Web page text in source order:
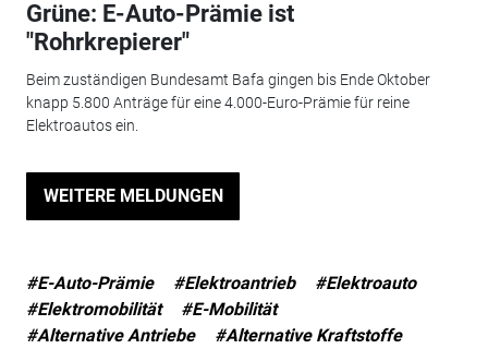
Grüne: E-Auto-Prämie ist
"Rohrkrepierer"
Beim zuständigen Bundesamt Bafa gingen bis Ende Oktober
knapp 5.800 Anträge für eine 4.000-Euro-Prämie für reine
Elektroautos ein.
WEITERE MELDUNGEN
#E-Auto-Prämie #Elektroantrieb
#Elektroauto
#Elektromobilität
#E-Mobilität
#Alternative Antriebe
#Alternative Kraftstoffe